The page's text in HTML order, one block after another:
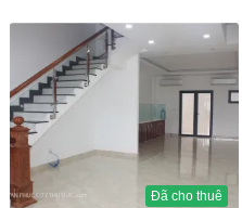
Đã cho thuê